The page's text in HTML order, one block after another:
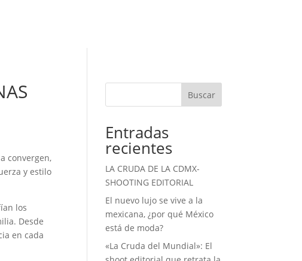
convergen,
y estilo
los
Desde
en cada
Buscar
Entradas
recientes
LA CRUDA DE LA CDMX-
SHOOTING EDITORIAL
El nuevo lujo se vive a la
mexicana, ¿por qué México
está de moda?
«La Cruda del Mundial»: El